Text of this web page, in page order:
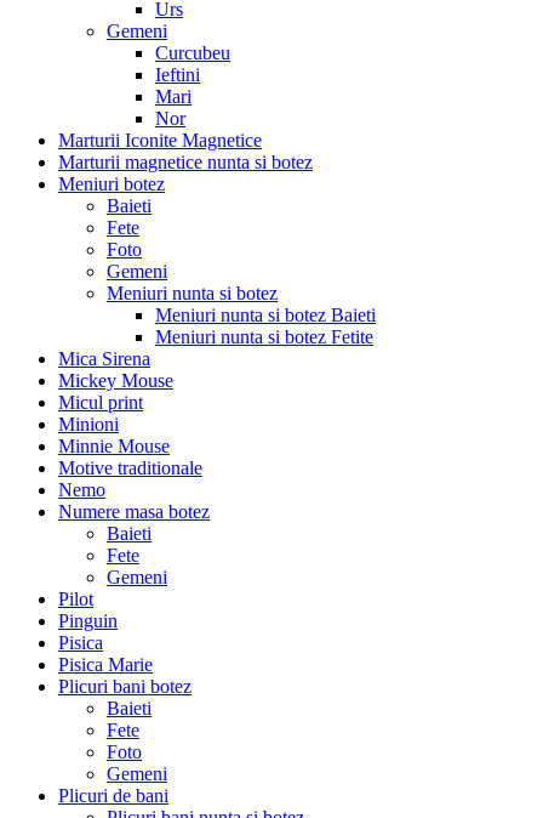
Urs
Gemeni
Curcubeu
Ieftini
Mari
Nor
Marturii Iconite Magnetice
Marturii magnetice nunta si botez
Meniuri botez
Baieti
Fete
Foto
Gemeni
Meniuri nunta si botez
Meniuri nunta si botez Baieti
Meniuri nunta si botez Fetite
Mica Sirena
Mickey Mouse
Micul print
Minioni
Minnie Mouse
Motive traditionale
Nemo
Numere masa botez
Baieti
Fete
Gemeni
Pilot
Pinguin
Pisica
Pisica Marie
Plicuri bani botez
Baieti
Fete
Foto
Gemeni
Plicuri de bani